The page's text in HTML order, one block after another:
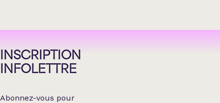
INSCRIPTION
INFOLETTRE
Abonnez-vous pour